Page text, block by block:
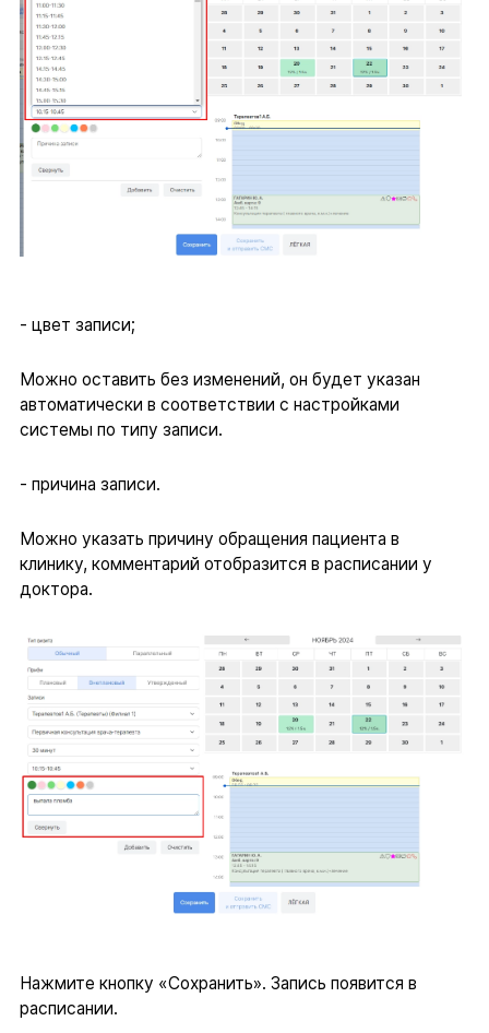
- цвет записи;
Можно оставить без изменений, он будет указан
автоматически в соответствии с настройками
системы по типу записи.
- причина записи.
Можно указать причину обращения пациента в
клинику, комментарий отобразится в расписании у
доктора.
Нажмите кнопку «Сохранить». Запись появится в
расписании.